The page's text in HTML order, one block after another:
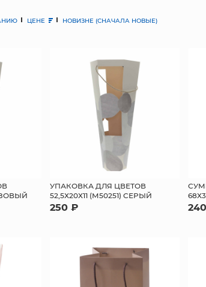
ЦЕНЕ НОВИЗНЕ (СНАЧАЛА НОВЫЕ)
УПАКОВКА ДЛЯ ЦВЕТОВ
52,5Х20Х11 (М50251) СЕРЫЙ
250 ₽